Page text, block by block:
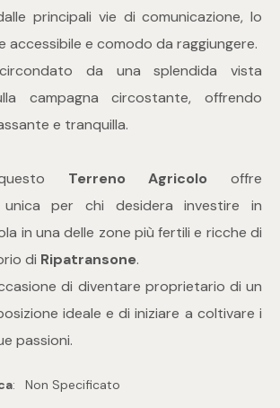
principali vie di comunicazione, lo
accessibile e comodo da raggiungere.
da una splendida vista
campagna circostante, offrendo
e tranquilla.
Terreno Agricolo offre
unica per chi desidera investire in
in una delle zone più fertili e ricche di
di Ripatransone.
di diventare proprietario di un
ideale e di iniziare a coltivare i
passioni.
: Non Specificato